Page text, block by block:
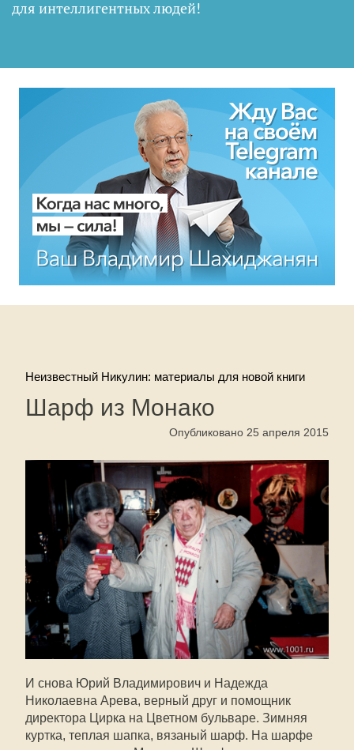
для интеллигентных людей!
Неизвестный Никулин: материалы для новой книги
Шарф из Монако
Опубликовано 25 апреля 2015
И снова Юрий Владимирович и Надежда
Николаевна Арева, верный друг и помощник
директора Цирка на Цветном бульваре. Зимняя
куртка, теплая шапка, вязаный шарф. На шарфе